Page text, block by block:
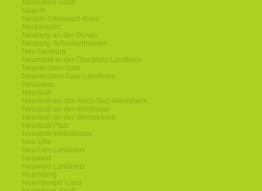
Muenchen-Stadt
Nagold
Neckar-Odenwald-Kreis
Neckarsulm
Neuburg-an-der-Donau
Neuburg-Schrobenhausen
Neu-Isenburg
Neumarkt-in-der-Oberpfalz-Landkreis
Neunkirchen-Saar
Neunkirchen-Saar-Landkreis
Neusaess
Neustadt
Neustadt-an-der-Aisch-Bad-Windsheim
Neustadt-an-der-Waldnaab
Neustadt-an-der-Weinstrasse
Neustadt-Pfalz
Neustadt-Weinstrasse
Neu-Ulm
Neu-Ulm-Landkreis
Neuwied
Neuwied-Landkreis
Nuernberg
Nuernberger-Land